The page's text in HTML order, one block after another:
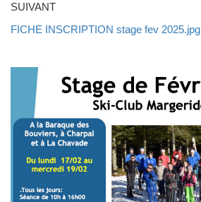
SUIVANT
FICHE INSCRIPTION stage fev 2025.jpg